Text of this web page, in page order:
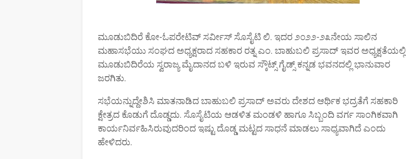
ಮೂಡುಬಿದಿರೆ ಕೋ-ಓಪರೇಟಿವ್ ಸರ್ವೀಸ್ ಸೊಸೈಟಿ ಲಿ. ಇದರ ೨೦೨೨-೨೩ನೇಯ ಸಾಲಿನ
ಮಹಾಸಭೆಯು ಸಂಘದ ಅಧ್ಯಕ್ಷರಾದ ಸಹಕಾರ ರತ್ನ ಎಂ. ಬಾಹುಬಲಿ ಪ್ರಸಾದ್ ಇವರ ಅಧ್ಯಕ್ಷತೆಯಲ್ಲಿ
ಮೂಡುಬಿದಿರೆಯ ಸ್ವರಾಜ್ಯ ಮೈದಾನದ ಬಳಿ ಇರುವ ಸ್ಕೌಟ್ಸ್ ಗೈಡ್ಸ್ ಕನ್ನಡ ಭವನದಲ್ಲಿ ಭಾನುವಾರ
ಜರಗಿತು.
ಸಭೆಯನ್ನುದ್ದೇಶಿಸಿ ಮಾತನಾಡಿದ ಬಾಹುಬಲಿ ಪ್ರಸಾದ್ ಅವರು ದೇಶದ ಆರ್ಥಿಕ ಭದ್ರತೆಗೆ ಸಹಕಾರಿ
ಕ್ಷೇತ್ರದ ಕೊಡುಗೆ ದೊಡ್ಡದು. ಸೊಸೈಟಿಯ ಆಡಳಿತ ಮಂಡಳಿ ಹಾಗೂ ಸಿಬ್ಬಂದಿ ವರ್ಗ ಸಾಂಗಿಕವಾಗಿ
ಕಾರ್ಯನಿರ್ವಹಿಸಿರುವುದರಿಂದ ಇಷ್ಟು ದೊಡ್ಡ ಮಟ್ಟದ ಸಾಧನೆ ಮಾಡಲು ಸಾಧ್ಯವಾಗಿದೆ ಎಂದು
ಹೇಳಿದರು.